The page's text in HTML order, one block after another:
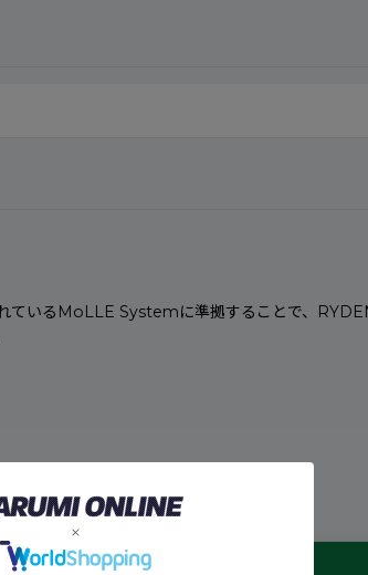
いるMoLLE Systemに準拠することで、